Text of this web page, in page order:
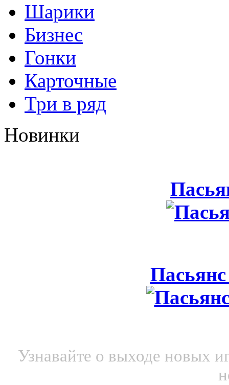
Шарики
Бизнес
Гонки
Карточные
Три в ряд
Новинки
Узнавайте о выходе новых